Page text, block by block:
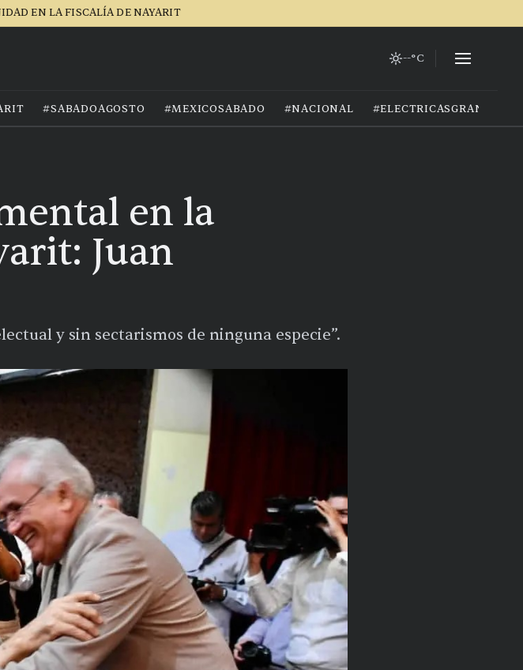
EN LA FISCALÍA DE NAYARIT
--°C
#SABADOAGOSTO #MEXICOSABADO #NACIONAL #ELECTRICASGRANIZO
en la
Juan
y sin sectarismos de ninguna especie”.